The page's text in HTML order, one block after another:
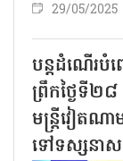
29/05/2025
បន្តដំណើរបំ
ព្រឹកថ្ងៃទី២
មន្ត្រីវៀត
ទៅទស្សនា